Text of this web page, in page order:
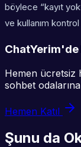
böylece “kayıt
ve kullanım
ChatYerim'de
Hemen ücretsiz
sohbet odalarına
Hemen Katıl
Şunu da